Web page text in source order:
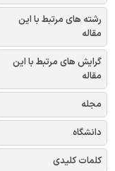
رشته های مرتبط با این
مقاله
گرایش های مرتبط با این
مقاله
مجله
دانشگاه
کلمات کلیدی